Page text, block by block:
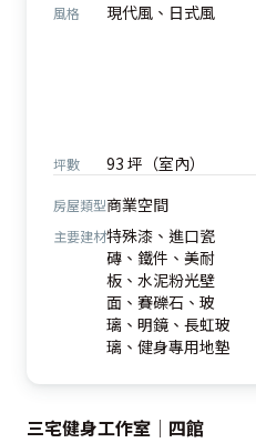
風格 現代風、日式風
坪數 93 坪（室內）
房屋類型商業空間
主要建材特殊漆、進口瓷
磚、鐵件、美耐
板、水泥粉光壁
面、賽礫石、玻
璃、明鏡、長虹玻
璃、健身專用地墊
三宅健身工作室│四館